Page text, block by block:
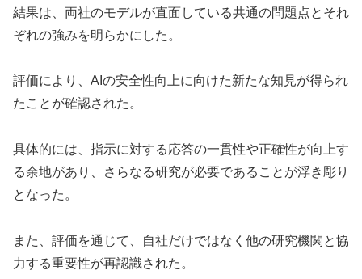
結果は、両社のモデルが直面している共通の問題点とそれ
ぞれの強みを明らかにした。
評価により、AIの安全性向上に向けた新たな知見が得られ
たことが確認された。
具体的には、指示に対する応答の一貫性や正確性が向上す
る余地があり、さらなる研究が必要であることが浮き彫り
となった。
また、評価を通じて、自社だけではなく他の研究機関と協
力する重要性が再認識された。